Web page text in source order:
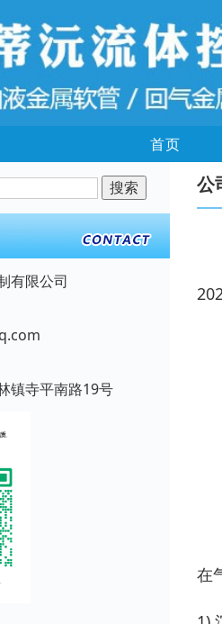
首页
有限公司
镇寺平南路19号
公
在